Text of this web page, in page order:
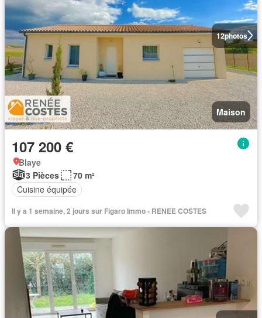
12photos
Maison
107 200 €
Blaye
3 Pièces
70 m²
Cuisine équipée
Il y a 1 semaine, 2 jours sur Figaro Immo - RENEE COSTES